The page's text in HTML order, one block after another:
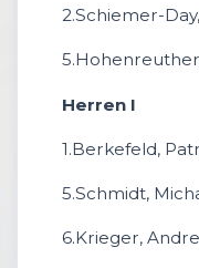
2.Schiemer-
Herren I
5.Schmidt,
6.Krieger,